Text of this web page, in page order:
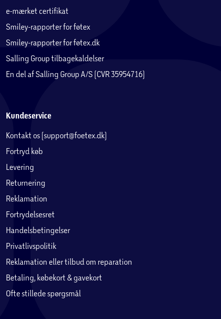
e-mærket certifikat
Smiley-rapporter for føtex
Smiley-rapporter for føtex.dk
Salling Group tilbagekaldelser
En del af Salling Group A/S (CVR 35954716)
Kundeservice
Kontakt os (support@foetex.dk)
Fortryd køb
Levering
Returnering
Reklamation
Fortrydelsesret
Handelsbetingelser
Privatlivspolitik
Reklamation eller tilbud om reparation
Betaling, købekort & gavekort
Ofte stillede spørgsmål